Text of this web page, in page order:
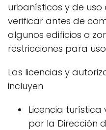
urbanísticos y de uso
verificar antes de
algunos edificios o
restricciones para
Las licencias y
incluyen
Licencia
por la Dirección